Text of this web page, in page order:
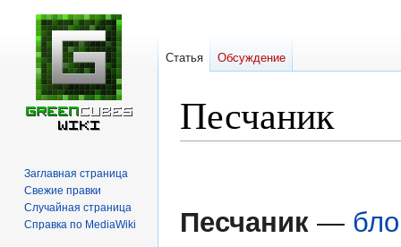
Песчаник
Песчаник —
Статья Обсуждение
Заглавная страница
Свежие правки
Случайная страница
Справка по MediaWiki